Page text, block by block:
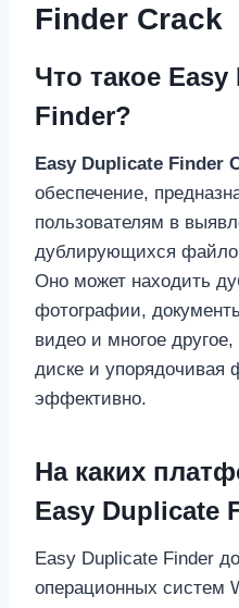
Finder Crack
Что такое
Finder?
Easy Duplicate Finder
обеспечение,
пользователям в
дублирующихся
Оно может находить
фотографии,
видео и многое
диске и упорядочивая
эффективно.
На каких
Easy Duplicate
Easy Duplicate Finder
операционных систем